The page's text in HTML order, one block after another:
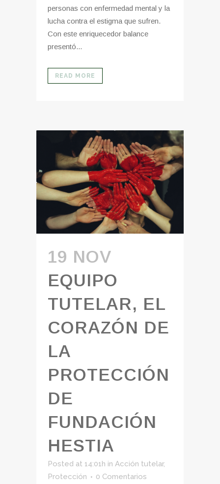
personas con enfermedad mental y la
lucha contra el estigma que sufren.
Con este enriquecedor balance
presentó...
READ MORE
19 NOV
EQUIPO
TUTELAR, EL
CORAZÓN DE
LA
PROTECCIÓN
DE
FUNDACIÓN
HESTIA
Posted at 14:01h in Acción tutelar,
Protección
0 Comentarios